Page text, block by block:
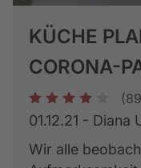
KÜCHE
CORONA-
1 2 3 4
01.12.21 - Diana
Wir alle